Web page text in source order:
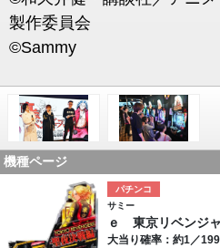
製作委員会
©Sammy
機種ページ
パチンコ
サミー
ｅ 東京リベンジ
大当り確率：約1／